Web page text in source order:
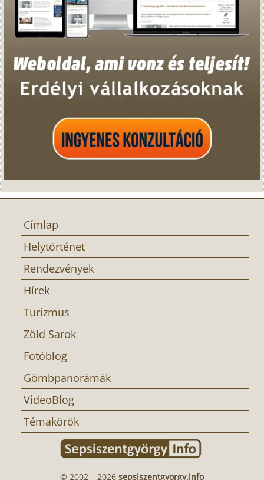
Címlap
Helytörténet
Rendezvények
Hírek
Turizmus
Zöld Sarok
Fotóblog
Gömbpanorámák
VideoBlog
Témakörök
© 2002 – 2026 sepsiszentgyorgy.info